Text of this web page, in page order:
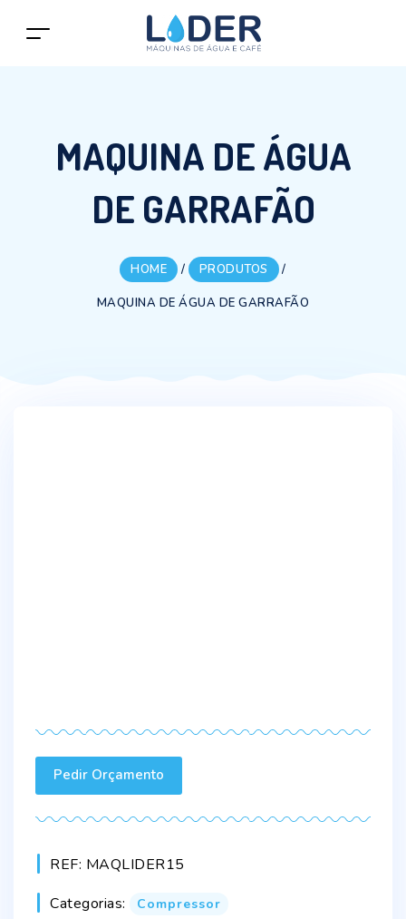
MAQUINA DE ÁGUA
DE GARRAFÃO
HOME / PRODUTOS /
MAQUINA DE ÁGUA DE GARRAFÃO
Pedir Orçamento
REF: MAQLIDER15
Categorias:
Compressor